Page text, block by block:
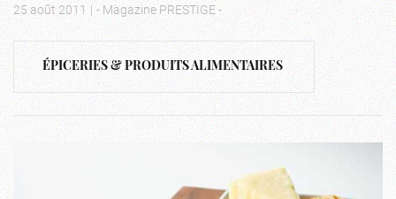
25 août 2011 | - Magazine PRESTIGE -
ÉPICERIES & PRODUITS ALIMENTAIRES